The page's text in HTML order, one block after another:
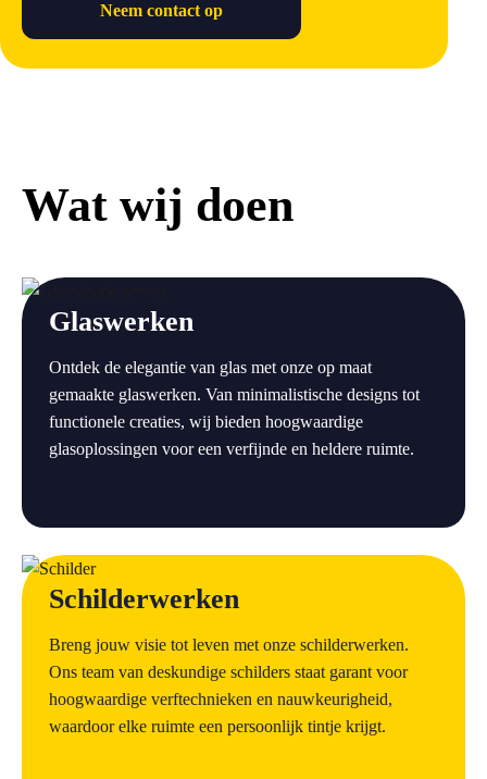
Neem contact op
Wat wij doen
Glaswerken
Ontdek de elegantie van glas met onze op maat
gemaakte glaswerken. Van minimalistische designs tot
functionele creaties, wij bieden hoogwaardige
glasoplossingen voor een verfijnde en heldere ruimte.
a
Schilderwerken
Breng jouw visie tot leven met onze schilderwerken.
Ons team van deskundige schilders staat garant voor
hoogwaardige verftechnieken en nauwkeurigheid,
waardoor elke ruimte een persoonlijk tintje krijgt.
a